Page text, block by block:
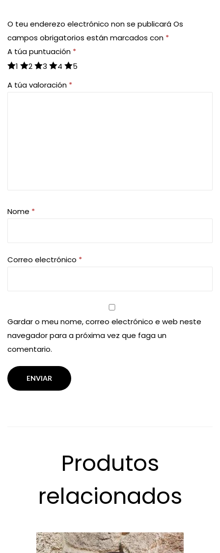
O teu enderezo electrónico non se publicaráOs
campos obrigatorios están marcados con *
A túa puntuación *
1
2 3 4
5
A túa valoración *
Nome *
Correo electrónico *
Gardar o meu nome, correo electrónico e web neste
navegador para a próxima vez que faga un
comentario.
Produtos
relacionados